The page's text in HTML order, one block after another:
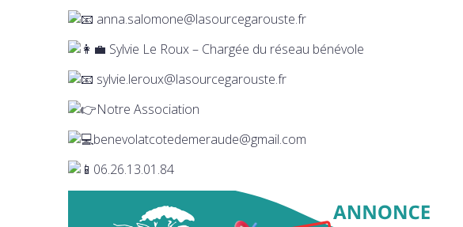
anna.salomone@lasourcegarouste.fr
Sylvie Le Roux – Chargée du réseau bénévole
sylvie.leroux@lasourcegarouste.fr
Notre Association
benevolatcotedemeraude@gmail.com
06.26.13.01.84